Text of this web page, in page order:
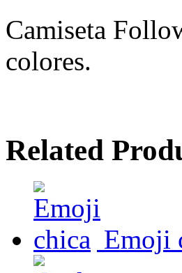
Camiseta
colores.
Related
Emoji